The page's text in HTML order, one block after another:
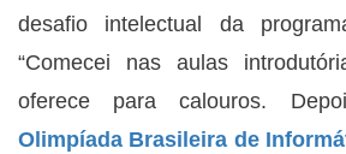
desafio intelectual da
“Comecei nas aulas
oferece para calouros.
Olimpíada Brasileira de